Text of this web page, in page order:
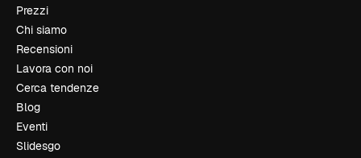
Prezzi
Chi siamo
Recensioni
Lavora con noi
Cerca tendenze
Blog
Eventi
Slidesgo